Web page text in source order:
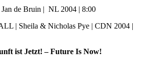
de Bruin | NL 2004 | 8:00
| Sheila & Nicholas Pye | CDN 2004 |
ist Jetzt! – Future Is Now!